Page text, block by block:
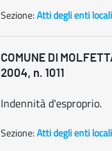
Sezione:Atti degli enti
COMUNE DI
2004, n. 1011
Indennità d'esproprio.
Sezione:Atti degli enti